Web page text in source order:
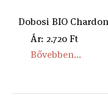
Dobosi BIO
Ár: 2.720 Ft
Bővebben...